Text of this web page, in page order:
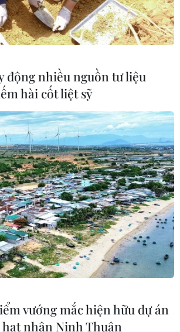
MỤC
động nhiều nguồn tư liệu
hài cốt liệt sỹ
vướng mắc hiện hữu dự án
nhân Ninh Thuận